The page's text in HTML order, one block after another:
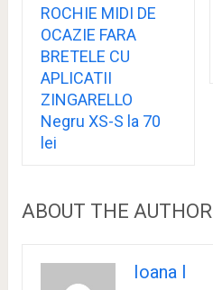
ROCHIE MIDI DE
OCAZIE FARA
BRETELE CU
APLICATII
ZINGARELLO
Negru XS-S la 70
lei
ABOUT THE AUTHOR
Ioana I